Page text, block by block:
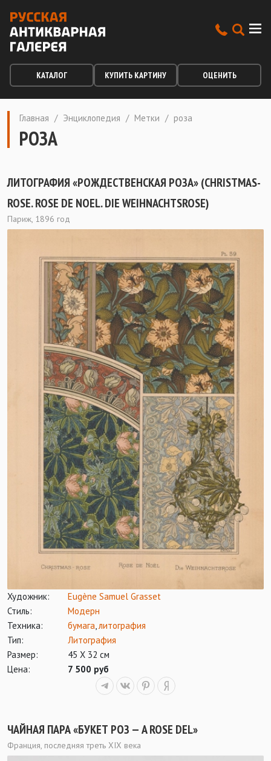
КАТАЛОГ КУПИТЬ КАРТИНУ ОЦЕНИТЬ
Главная / Энциклопедия / Метки / роза
РОЗА
ЛИТОГРАФИЯ «РОЖДЕСТВЕНСКАЯ РОЗА» (CHRISTMAS-
ROSE. ROSE DE NOEL. DIE WEIHNACHTSROSE)
Париж, 1896 год
Художник:
Eugène Samuel Grasset
Стиль:
Модерн
Техника:
бумага литография
Тип:
Литография
Размер:
45 Х 32 см
Цена:
7 500 руб
ЧАЙНАЯ ПАРА «БУКЕТ РОЗ — A ROSE DEL»
Франция, последняя треть XIX века